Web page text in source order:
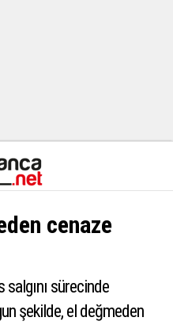
cenaze
sürecinde
şekilde, el değmeden